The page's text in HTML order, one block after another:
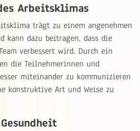
Arbeitsklimas
trägt zu einem angenehmen
kann dazu beitragen, dass die
verbessert wird. Durch ein
die Teilnehmerinnen und
miteinander zu kommunizieren
konstruktive Art und Weise zu